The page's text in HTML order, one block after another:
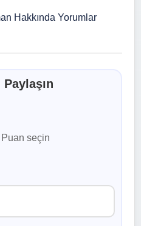
Hakkında Yorumlar
Puan seçin